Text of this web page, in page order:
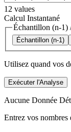
12 values
Calcul Instantané
Échantillon (n-1)
Échantillon (n-1)
Utilisez quand vos
Exécuter l'Analyse
Aucune Donnée
Entrez vos nombres